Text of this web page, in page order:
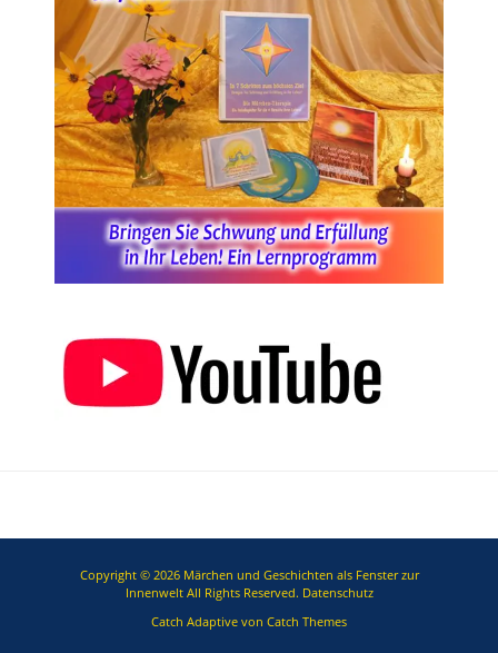
Copyright © 2026 Märchen und Geschichten als Fenster zur
InnenweltAll Rights Reserved. Datenschutz
Catch Adaptive von Catch Themes